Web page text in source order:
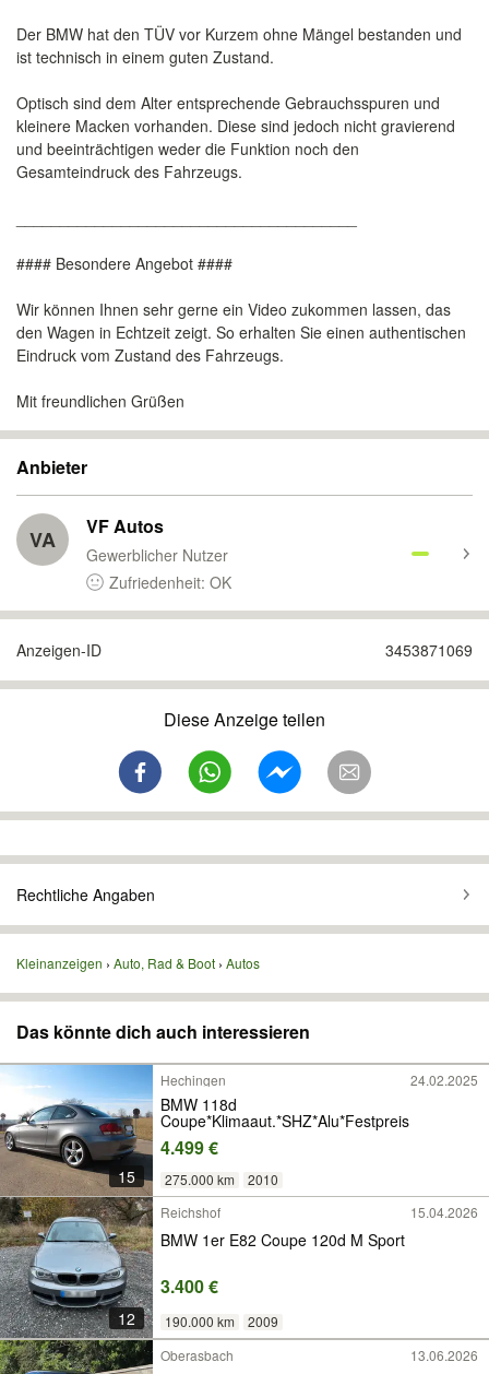
Der BMW hat den TÜV vor Kurzem ohne Mängel bestanden und
ist technisch in einem guten Zustand.
Optisch sind dem Alter entsprechende Gebrauchsspuren und
kleinere Macken vorhanden. Diese sind jedoch nicht gravierend
und beeinträchtigen weder die Funktion noch den
Gesamteindruck des Fahrzeugs.
#### Besondere Angebot ####
Wir können Ihnen sehr gerne ein Video zukommen lassen, das
den Wagen in Echtzeit zeigt. So erhalten Sie einen authentischen
Eindruck vom Zustand des Fahrzeugs.
Mit freundlichen Grüßen
Anbieter
VA VF Autos
Gewerblicher Nutzer
Zufriedenheit: OK
Anzeigen-ID 3453871069
Diese Anzeige teilen
Rechtliche Angaben
Kleinanzeigen Auto, Rad & Boot Autos
Das könnte dich auch interessieren
15
Hechingen 24.02.2025
BMW 118d
Coupe*Klimaaut.*SHZ*Alu*Festpreis
4.499 €
275.000 km 2010
12
Reichshof 15.04.2026
BMW 1er E82 Coupe 120d M Sport
3.400 €
190.000 km
2009
Oberasbach
13.06.2026